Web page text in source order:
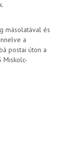
másolatával és
a
postai úton a
Miskolc-